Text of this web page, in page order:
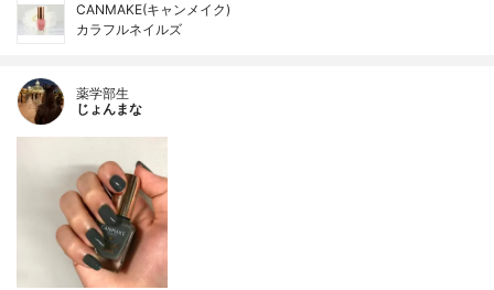
CANMAKE(キャンメイク)
カラフルネイルズ
薬学部生
じょんまな